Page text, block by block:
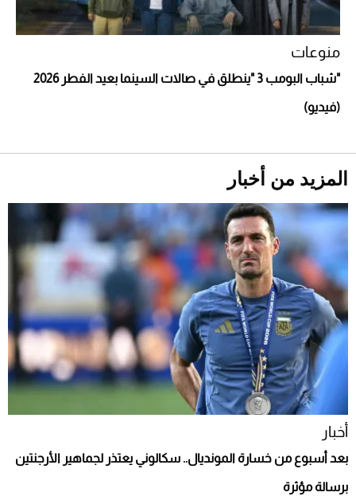
أحذية Mary Jane: ترف وأناقة للرجال
منوعات
"شباب البومب 3 "ينطلق في صالات السينما بعيد الفطر 2026
(فيديو)
المزيد من أخبار
أخبار
بعد أسبوع من خسارة المونديال.. سكالوني يعتذر لجماهير الأرجنتين
برسالة مؤثرة